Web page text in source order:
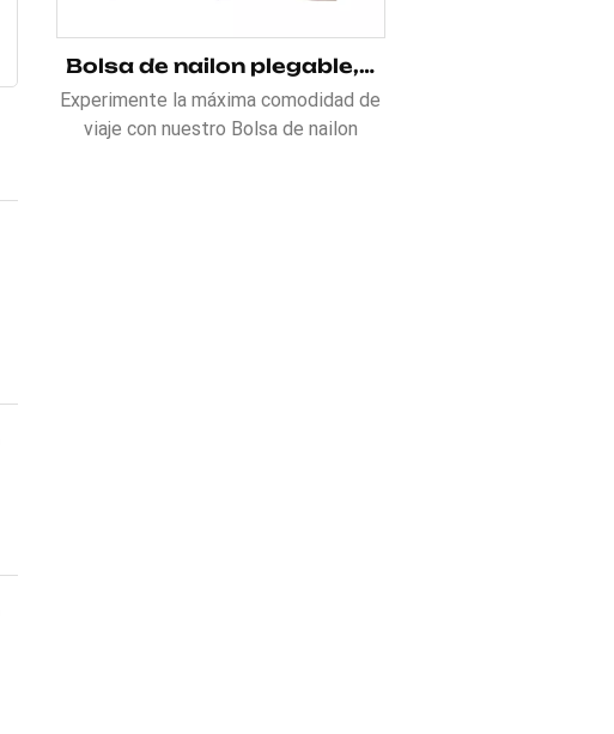
Bolsa de nailon plegable, ultraligera e impermeable para viajes.
Experimente la máxima comodidad de
viaje con nuestro Bolsa de nailon